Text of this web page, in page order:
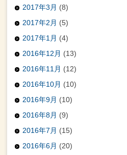
2017年3月 (8)
2017年2月 (5)
2017年1月 (4)
2016年12月 (13)
2016年11月 (12)
2016年10月 (10)
2016年9月 (10)
2016年8月 (9)
2016年7月 (15)
2016年6月 (20)